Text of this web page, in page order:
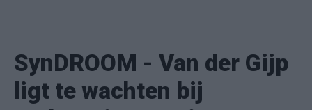
SynDROOM - Van der Gijp
ligt te wachten bij